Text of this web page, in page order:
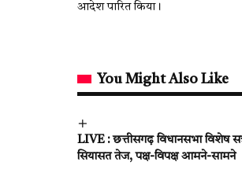
आदेश पारित किया।
You Might Also Like
LIVE : छत्तीसगढ़ विधानसभा विशेष
सियासत तेज, पक्ष-विपक्ष आमने-सामने